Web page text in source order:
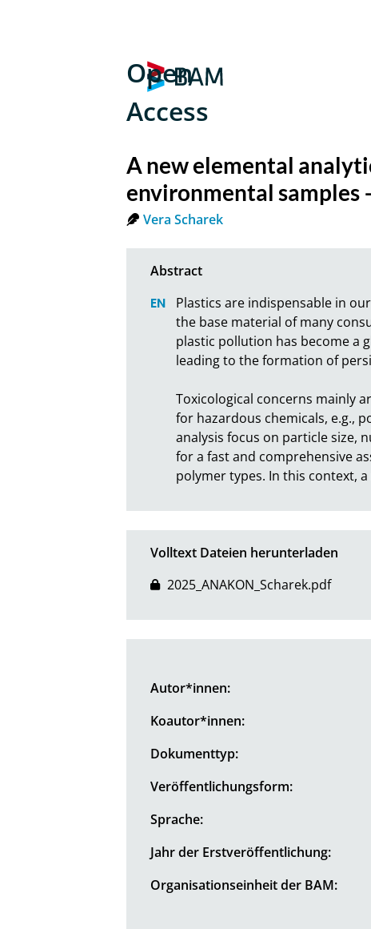
Open
Access
A new elemental
environmental samples
Vera Scharek
Plastics are indispensable in
the base material of many
plastic pollution has become a
leading to the formation of
Toxicological concerns mainly
for hazardous chemicals, e.g.,
analysis focus on particle size,
for a fast and comprehensive
polymer types. In this context, a
Volltext Dateien herunterladen
2025_ANAKON_Scharek.pdf
Autor*innen:
Koautor*innen:
Dokumenttyp:
Veröffentlichungsform:
Sprache:
Jahr der Erstveröffentlichung:
Organisationseinheit der BAM: